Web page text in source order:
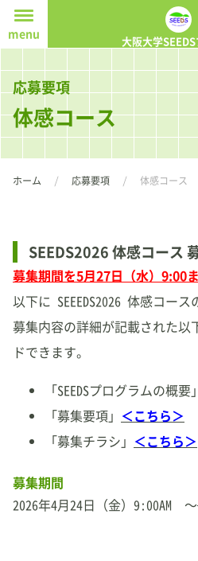
menu 大阪大学
ホーム
SEEDSプログラムとは
体感コース
実感コース
活動報告
紹介動画
応募要項
アクセス
最新情報
News Letter
応募要項
体感コース
ホーム 応募要項 体感コース
SEEDS2026 体感コース
募集期間を5月27日（水）9:00
以下に SEEEDS2026 体感コース
募集内容の詳細が記載された以
ドできます。
「SEEDSプログラムの概要」
「募集要項」 ＜こちら＞
「募集チラシ」 ＜こちら＞
募集期間
2026年4月24日（金）9:00AM ～